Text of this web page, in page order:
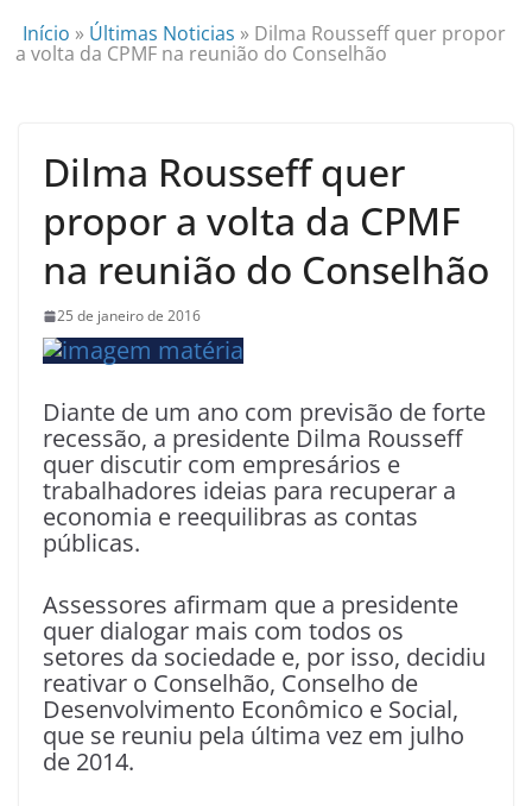
Início » Últimas Noticias » Dilma Rousseff quer propor
a volta da CPMF na reunião do Conselhão
Dilma Rousseff quer
propor a volta da CPMF
na reunião do Conselhão
25 de janeiro de 2016
Diante de um ano com previsão de forte
recessão, a presidente Dilma Rousseff
quer discutir com empresários e
trabalhadores ideias para recuperar a
economia e reequilibras as contas
públicas.
Assessores afirmam que a presidente
quer dialogar mais com todos os
setores da sociedade e, por isso, decidiu
reativar o Conselhão, Conselho de
Desenvolvimento Econômico e Social,
que se reuniu pela última vez em julho
de 2014.